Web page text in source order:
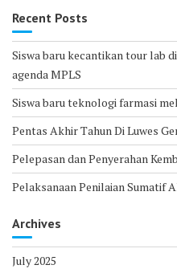
Recent Posts
Siswa baru kecantikan tour lab
agenda MPLS
Siswa baru teknologi farmasi
Pentas Akhir Tahun Di Luwes
Pelepasan dan Penyerahan
Pelaksanaan Penilaian Sumatif
Archives
July 2025